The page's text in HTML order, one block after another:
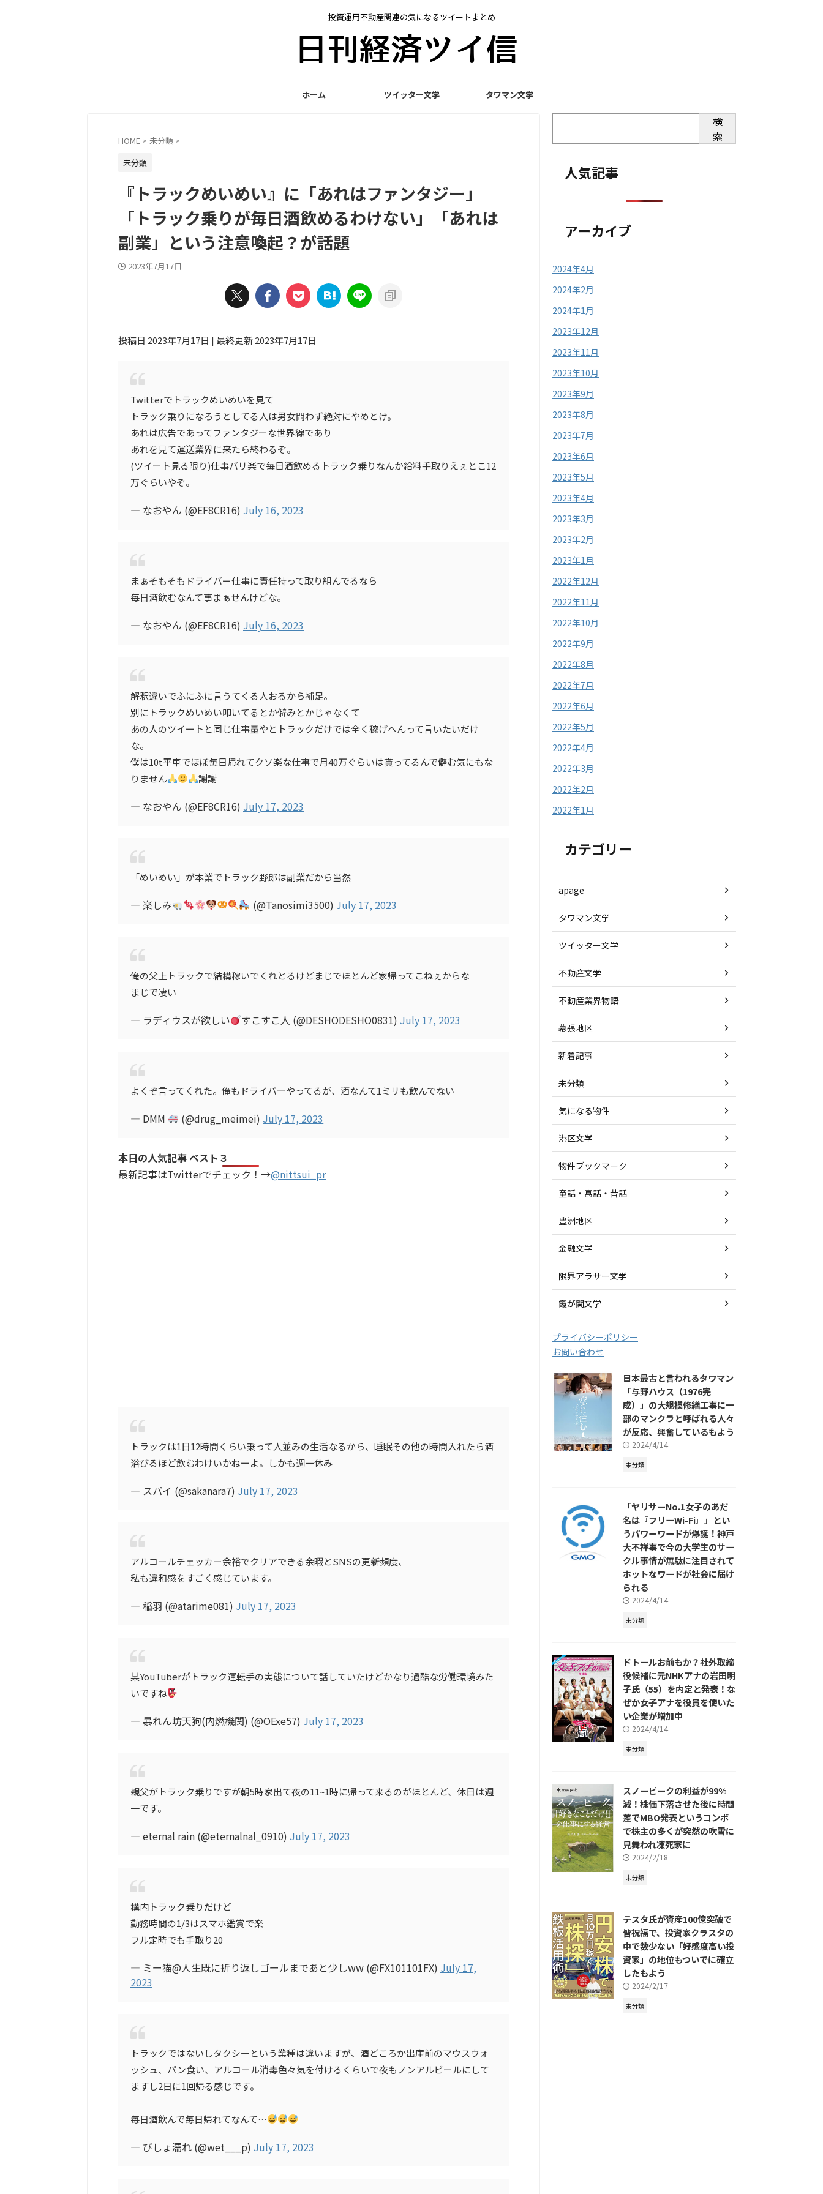
投資運用不動産関連の気になるツイートまとめ
ホーム ツイッター文学 タワマン文学
HOME > 未分類 >
未分類
『トラックめいめい』に「あれはファンタジー」
「トラック乗りが毎日酒飲めるわけない」「あれは
副業」という注意喚起？が話題
2023年7月17日
投稿日 2023年7月17日 | 最終更新 2023年7月17日
Twitterでトラックめいめいを見て
トラック乗りになろうとしてる人は男女問わず絶対にやめとけ。
あれは広告であってファンタジーな世界線であり
あれを見て運送業界に来たら終わるぞ。
(ツイート見る限り)仕事バリ楽で毎日酒飲めるトラック乗りなんか給料手取りえぇとこ12
万ぐらいやぞ。
— なおやん (@EF8CR16) July 16, 2023
まぁそもそもドライバー仕事に責任持って取り組んでるなら
毎日酒飲むなんて事まぁせんけどな。
— なおやん (@EF8CR16) July 16, 2023
解釈違いでふにふに言うてくる人おるから補足。
別にトラックめいめい叩いてるとか僻みとかじゃなくて
あの人のツイートと同じ仕事量やとトラックだけでは全く稼げへんって言いたいだけ
な。
僕は10t平車でほぼ毎日帰れてクソ楽な仕事で月40万ぐらいは貰ってるんで僻む気にもな
りません
謝謝
— なおやん (@EF8CR16) July 17, 2023
「めいめい」が本業でトラック野郎は副業だから当然
— 楽しみ (@Tanosimi3500) July 17, 2023
俺の父上トラックで結構稼いでくれとるけどまじでほとんど家帰ってこねぇからな
まじで凄い
— ラディウスが欲しい すこすこ人 (@DESHODESHO0831) July 17, 2023
よくぞ言ってくれた。俺もドライバーやってるが、酒なんて1ミリも飲んでない
— DMM (@drug_meimei) July 17, 2023
本日の人気記事 ベスト３
最新記事はTwitterでチェック！→@nittsui_pr
トラックは1日12時間くらい乗って人並みの生活なるから、睡眠その他の時間入れたら酒
浴びるほど飲むわけいかねーよ。しかも週一休み
— スパイ (@sakanara7) July 17, 2023
アルコールチェッカー余裕でクリアできる余暇とSNSの更新頻度、
私も違和感をすごく感じています。
— 稲羽 (@atarime081) July 17, 2023
某YouTuberがトラック運転手の実態について話していたけどかなり過酷な労働環境みた
いですね
— 暴れん坊天狗(内燃機関) (@OExe57) July 17, 2023
親父がトラック乗りですが朝5時家出て夜の11~1時に帰って来るのがほとんど、休日は週
一です。
— eternal rain (@eternalnal_0910) July 17, 2023
構内トラック乗りだけど
勤務時間の1/3はスマホ鑑賞で楽
フル定時でも手取り20
— ミー猫@人生既に折り返しゴールまであと少しww (@FX101101FX) July 17,
2023
トラックではないしタクシーという業種は違いますが、酒どころか出庫前のマウスウォ
ッシュ、パン食い、アルコール消毒色々気を付けるくらいで夜もノンアルビールにして
ますし2日に1回帰る感じです。
毎日酒飲んで毎日帰れてなんて…
— びしょ濡れ (@wet___p) July 17, 2023
検
索
人気記事
アーカイブ
2024年4月
2024年2月
2024年1月
2023年12月
2023年11月
2023年10月
2023年9月
2023年8月
2023年7月
2023年6月
2023年5月
2023年4月
2023年3月
2023年2月
2023年1月
2022年12月
2022年11月
2022年10月
2022年9月
2022年8月
2022年7月
2022年6月
2022年5月
2022年4月
2022年3月
2022年2月
2022年1月
カテゴリー
apage
タワマン文学
ツイッター文学
不動産文学
不動産業界物語
幕張地区
新着記事
未分類
気になる物件
港区文学
物件ブックマーク
童話・寓話・昔話
豊洲地区
金融文学
限界アラサー文学
霞が関文学
プライバシーポリシー
お問い合わせ
日本最古と言われるタワマン
「与野ハウス（1976完
成）」の大規模修繕工事に一
部のマンクラと呼ばれる人々
が反応、興奮しているもよう
2024/4/14
未分類
「ヤリサーNo.1女子のあだ
名は『フリーWi-Fi』」とい
うパワーワードが爆誕！神戸
大不祥事で今の大学生のサー
クル事情が無駄に注目されて
ホットなワードが社会に届け
られる
2024/4/14
未分類
ドトールお前もか？社外取締
役候補に元NHKアナの岩田明
子氏（55）を内定と発表！な
ぜか女子アナを役員を使いた
い企業が増加中
2024/4/14
未分類
スノーピークの利益が99%
減！株価下落させた後に時間
差でMBO発表というコンボ
で株主の多くが突然の吹雪に
見舞われ凍死家に
2024/2/18
未分類
テスタ氏が資産100億突破で
皆祝福で、投資家クラスタの
中で数少ない「好感度高い投
資家」の地位もついでに確立
したもよう
2024/2/17
未分類